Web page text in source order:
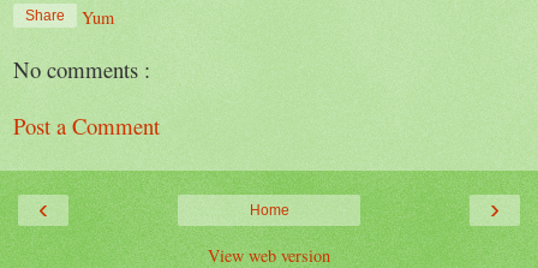
Share Yum
No comments :
Post a Comment
‹ ›
Home
View web version